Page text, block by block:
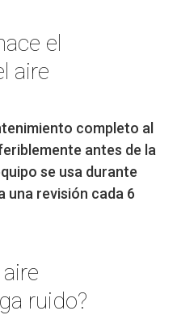
el
aire
completo al
antes de la
se usa durante
una revisión cada 6
ruido?